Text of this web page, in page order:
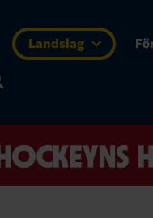
Landslag